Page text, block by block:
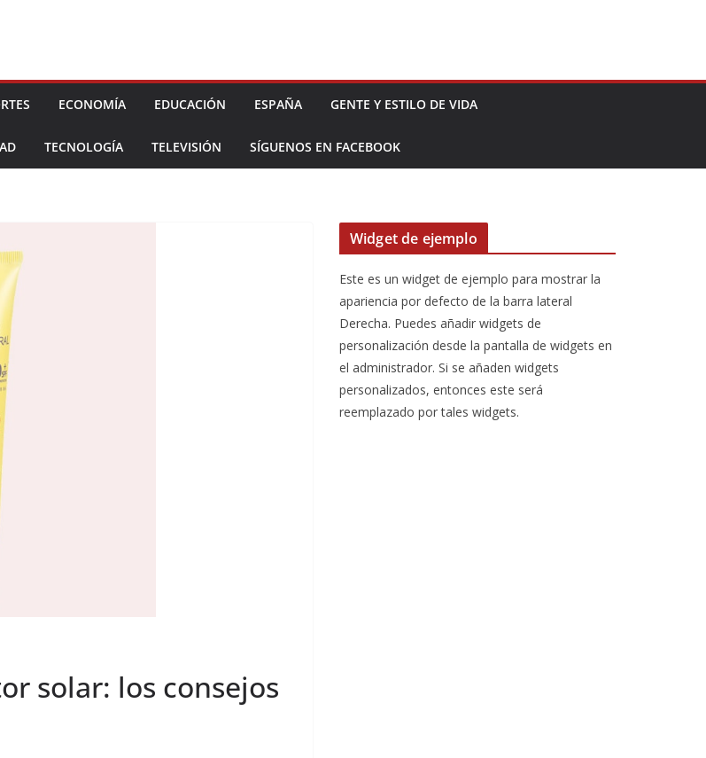
ECONOMÍA EDUCACIÓN ESPAÑA GENTE Y ESTILO DE VIDA
TECNOLOGÍA TELEVISIÓN SÍGUENOS EN FACEBOOK
solar: los consejos
Widget de ejemplo
Este es un widget de ejemplo para mostrar la
apariencia por defecto de la barra lateral
Derecha. Puedes añadir widgets de
personalización desde la pantalla de widgets en
el administrador. Si se añaden widgets
personalizados, entonces este será
reemplazado por tales widgets.